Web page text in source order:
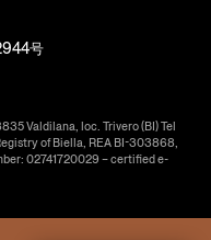
号
Valdilana, loc. Trivero (BI) Tel
of Biella, REA BI-303868,
02741720029 – certified e-